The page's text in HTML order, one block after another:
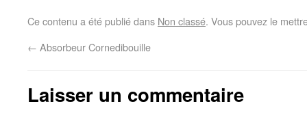
Ce contenu a été publié dans Non classé. Vous pouvez le
← Absorbeur Cornedibouille
Laisser un commentaire